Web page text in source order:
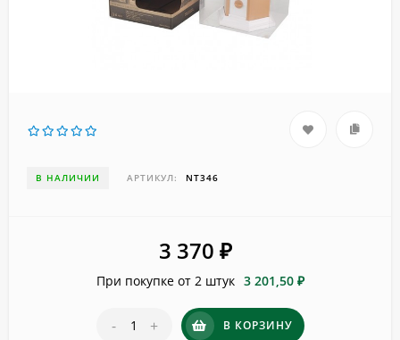
В НАЛИЧИИ АРТИКУЛ: NT346
3 370 ₽
При покупке от 2 штук 3 201,50 ₽
- + В КОРЗИНУ